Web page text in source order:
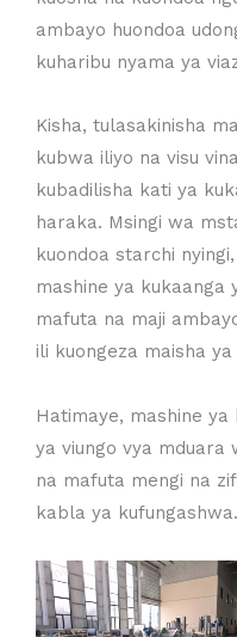
ambayo huondoa
kuharibu nyama ya
Kisha, tulasakinisha
kubwa iliyo na visu
kubadilisha kati ya
haraka. Msingi wa
kuondoa starchi
mashine ya kukaanga
mafuta na maji
ili kuongeza maisha
Hatimaye, mashine
ya viungo vya mduara
na mafuta mengi na
kabla ya kufungashwa.